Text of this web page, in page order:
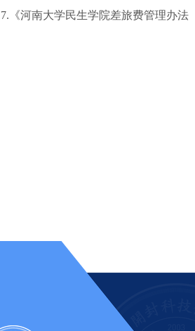
7.《河南大学民生学院差旅费管理办法